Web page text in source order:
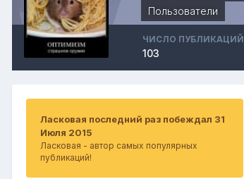
Пользователи
ЧИСЛО ПУБЛИКАЦИЙ
103
Ласковая последний раз побеждал 31
Июля 2015
Ласковая - автор самых популярных
публикаций!